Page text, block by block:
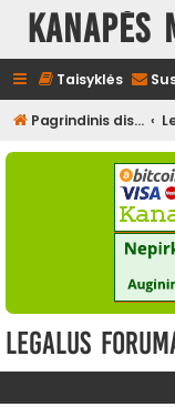
Kanapės
Taisyklės
Pagrindinis diskusijų puslapis
Legalus